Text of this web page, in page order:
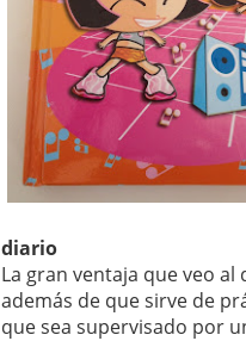
diario
La gran ventaja que veo
además de que sirve de
que sea supervisado por